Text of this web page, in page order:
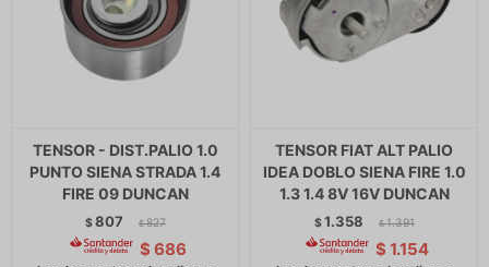
TENSOR - DIST.PALIO 1.0
PUNTO SIENA STRADA 1.4
FIRE 09 DUNCAN
$807 $ 827
$ 686
TENSOR FIAT ALT PALIO
IDEA DOBLO SIENA FIRE 1.0
1.3 1.4 8V 16V DUNCAN
$1.358 $ 1.391
$ 1.154